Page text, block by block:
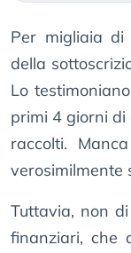
Per migliaia
della
Lo
primi 4 giorni
raccolti.
verosimilmente
Tuttavia, non
finanziari, che